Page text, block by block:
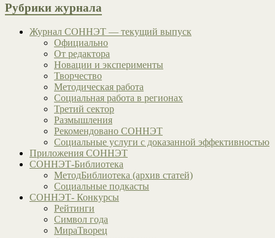
Рубрики журнала
Журнал СОННЭТ — текущий выпуск
Официально
От редактора
Новации и эксперименты
Творчество
Методическая работа
Социальная работа в регионах
Третий сектор
Размышления
Рекомендовано СОННЭТ
Социальные услуги с доказанной эффективностью
Приложения СОННЭТ
СОННЭТ-Библиотека
МетодБиблиотека (архив статей)
Социальные подкасты
СОННЭТ- Конкурсы
Рейтинги
Символ года
МираТворец